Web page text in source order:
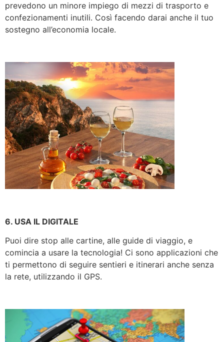
prevedono un minore impiego di mezzi di trasporto e
confezionamenti inutili. Così facendo darai anche il tuo
sostegno all’economia locale.
6. USA IL DIGITALE
Puoi dire stop alle cartine, alle guide di viaggio, e
comincia a usare la tecnologia! Ci sono applicazioni che
ti permettono di seguire sentieri e itinerari anche senza
la rete, utilizzando il GPS.